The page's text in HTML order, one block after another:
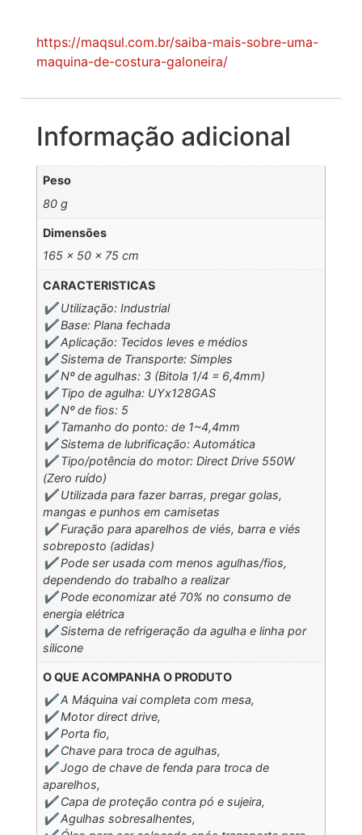
https://maqsul.com.br/saiba-mais-sobre-uma-
maquina-de-costura-galoneira/
Informação adicional
Peso
80 g
Dimensões
165 × 50 × 75 cm
CARACTERISTICAS
✔️ Utilização: Industrial
✔️ Base: Plana fechada
✔️ Aplicação: Tecidos leves e médios
✔️ Sistema de Transporte: Simples
✔️ Nº de agulhas: 3 (Bitola 1/4 = 6,4mm)
✔️ Tipo de agulha: UYx128GAS
✔️ Nº de fios: 5
✔️ Tamanho do ponto: de 1~4,4mm
✔️ Sistema de lubrificação: Automática
✔️ Tipo/potência do motor: Direct Drive 550W
(Zero ruído)
✔️ Utilizada para fazer barras, pregar golas,
mangas e punhos em camisetas
✔️ Furação para aparelhos de viés, barra e viés
sobreposto (adidas)
✔️ Pode ser usada com menos agulhas/fios,
dependendo do trabalho a realizar
✔️ Pode economizar até 70% no consumo de
energia elétrica
✔️ Sistema de refrigeração da agulha e linha por
silicone
O QUE ACOMPANHA O PRODUTO
✔️ A Máquina vai completa com mesa,
✔️ Motor direct drive,
✔️ Porta fio,
✔️ Chave para troca de agulhas,
✔️ Jogo de chave de fenda para troca de
aparelhos,
✔️ Capa de proteção contra pó e sujeira,
✔️ Agulhas sobresalhentes,